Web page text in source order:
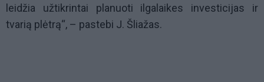
leidžia užtikrintai planuoti ilgalaikes investicijas ir
tvarią plėtrą“, – pastebi J. Šliažas.